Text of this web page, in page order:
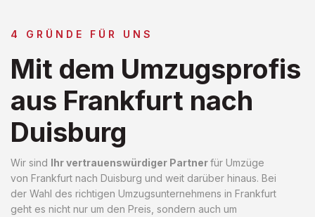
4 GRÜNDE FÜR UNS
Mit dem Umzugsprofis
aus Frankfurt nach
Duisburg
Wir sind Ihr vertrauenswürdiger Partnerfür Umzüge
von Frankfurt nach Duisburg und weit darüber hinaus. Bei
der Wahl des richtigen Umzugsunternehmens in Frankfurt
geht es nicht nur um den Preis, sondern auch um